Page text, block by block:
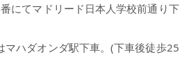
にてマドリード日本人学校前通り下
ハダオンダ駅下車。(下車後徒歩25